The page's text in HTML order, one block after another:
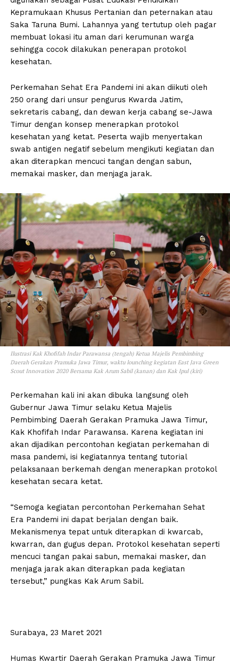
Kepramukaan Khusus Pertanian dan peternakan atau
Saka Taruna Bumi. Lahannya yang tertutup oleh pagar
membuat lokasi itu aman dari kerumunan warga
sehingga cocok dilakukan penerapan protokol
kesehatan.
Perkemahan Sehat Era Pandemi ini akan diikuti oleh
250 orang dari unsur pengurus Kwarda Jatim,
sekretaris cabang, dan dewan kerja cabang se-Jawa
Timur dengan konsep menerapkan protokol
kesehatan yang ketat. Peserta wajib menyertakan
swab antigen negatif sebelum mengikuti kegiatan dan
akan diterapkan mencuci tangan dengan sabun,
memakai masker, dan menjaga jarak.
Ilustrasi Kak Khofifah Indar Parawansa (tengah) Ketua Majelis Pembimbing
Daerah Gerakan Pramuka Jawa Timur, waktu lounching kegiatan East Java Green
Scout Innovation 2020 Bersama Kak Arum Sabil (kanan) dan Kak Ipul (kiri)
Perkemahan kali ini akan dibuka langsung oleh
Gubernur Jawa Timur selaku Ketua Majelis
Pembimbing Daerah Gerakan Pramuka Jawa Timur,
Kak Khofifah Indar Parawansa. Karena kegiatan ini
akan dijadikan percontohan kegiatan perkemahan di
masa pandemi, isi kegiatannya tentang tutorial
pelaksanaan berkemah dengan menerapkan protokol
kesehatan secara ketat.
“Semoga kegiatan percontohan Perkemahan Sehat
Era Pandemi ini dapat berjalan dengan baik.
Mekanismenya tepat untuk diterapkan di kwarcab,
kwarran, dan gugus depan. Protokol kesehatan seperti
mencuci tangan pakai sabun, memakai masker, dan
menjaga jarak akan diterapkan pada kegiatan
tersebut,” pungkas Kak Arum Sabil.
Surabaya, 23 Maret 2021
Humas Kwartir Daerah Gerakan Pramuka Jawa Timur